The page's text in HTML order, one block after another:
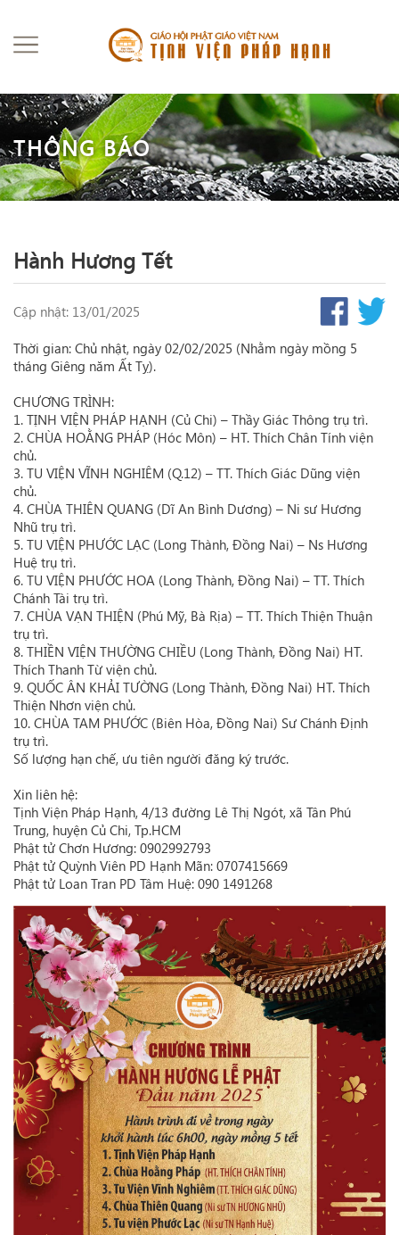
THÔNG BÁO
Hành Hương Tết
Cập nhật: 13/01/2025
Thời gian: Chủ nhật, ngày 02/02/2025 (Nhằm ngày mồng 5
tháng Giêng năm Ất Tỵ).
CHƯƠNG TRÌNH:
1. TỊNH VIỆN PHÁP HẠNH (Củ Chi) – Thầy Giác Thông trụ trì.
2. CHÙA HOẰNG PHÁP (Hóc Môn) – HT. Thích Chân Tính viện
chủ.
3. TU VIỆN VĨNH NGHIÊM (Q.12) – TT. Thích Giác Dũng viện
chủ.
4. CHÙA THIÊN QUANG (Dĩ An Bình Dương) – Ni sư Hương
Nhũ trụ trì.
5. TU VIỆN PHƯỚC LẠC (Long Thành, Đồng Nai) – Ns Hương
Huệ trụ trì.
6. TU VIỆN PHƯỚC HOA (Long Thành, Đồng Nai) – TT. Thích
Chánh Tài trụ trì.
7. CHÙA VẠN THIỆN (Phú Mỹ, Bà Rịa) – TT. Thích Thiện Thuận
trụ trì.
8. THIỀN VIỆN THƯỜNG CHIỀU (Long Thành, Đồng Nai) HT.
Thích Thanh Từ viện chủ.
9. QUỐC ÂN KHẢI TƯỜNG (Long Thành, Đồng Nai) HT. Thích
Thiện Nhơn viện chủ.
10. CHÙA TAM PHƯỚC (Biên Hòa, Đồng Nai) Sư Chánh Định
trụ trì.
Số lượng hạn chế, ưu tiên người đăng ký trước.
Xin liên hệ:
Tịnh Viện Pháp Hạnh, 4/13 đường Lê Thị Ngót, xã Tân Phú
Trung, huyện Củ Chi, Tp.HCM
Phật tử Chơn Hương: 0902992793
Phật tử Quỳnh Viên PD Hạnh Mãn: 0707415669
Phật tử Loan Tran PD Tâm Huệ: 090 1491268